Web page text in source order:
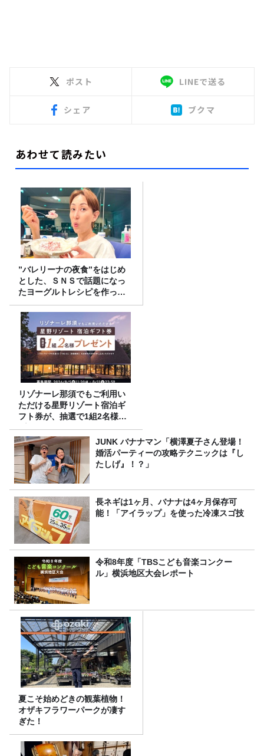
ポスト LINEで送る
シェア ブクマ
あわせて読みたい
”バレリーナの夜食”をはじめ
とした、ＳＮＳで話題になっ
たヨーグルトレシピを作って
みた！
リゾナーレ那須でもご利用い
ただける星野リゾート宿泊ギ
フト券が、抽選で1組2名様に
プレゼント！
JUNK バナナマン「横澤夏子さん登場！
婚活パーティーの攻略テクニックは『し
たしげ』！？」
長ネギは1ヶ月、バナナは4ヶ月保存可
能！「アイラップ」を使った冷凍スゴ技
令和8年度「TBSこども音楽コンクー
ル」横浜地区大会レポート
夏こそ始めどきの観葉植物！
オザキフラワーパークが凄す
ぎた！